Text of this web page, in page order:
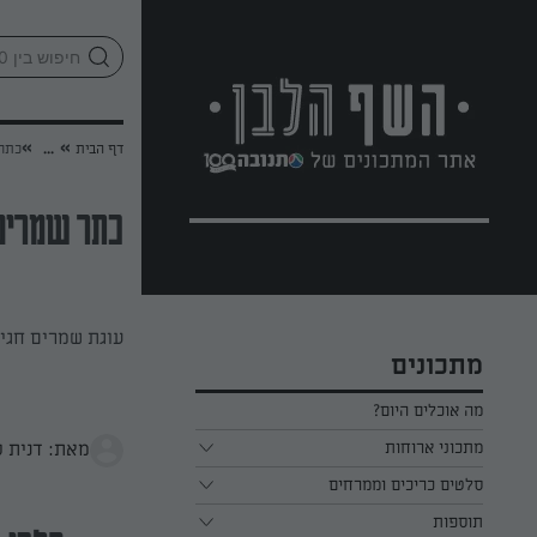
מתכונים
מה אוכלים היום?
מתכוני ארוחות
ארוחת בוקר
ארוחת צהריים
סלטים כריכים וממרחים
כל הסלטים כריכים וממרחים
תוספות
דף הבית »
...
»
כתר
עוגת שמרים
מאת: דנית